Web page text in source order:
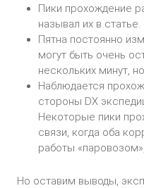
Пики прохождение
называл их в
Пятна постоянно
могут быть очень
нескольких минут,
Наблюдается
стороны DX
Некоторые пики
связи, когда оба
работы
Но оставим выводы,